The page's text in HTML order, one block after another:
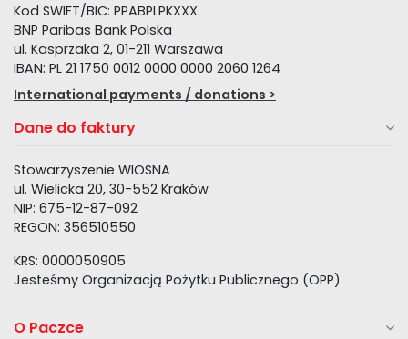
Kod SWIFT/BIC: PPABPLPKXXX
BNP Paribas Bank Polska
ul. Kasprzaka 2, 01-211 Warszawa
IBAN: PL 21 1750 0012 0000 0000 2060 1264
International payments / donations >
Dane do faktury
Stowarzyszenie WIOSNA
ul. Wielicka 20, 30-552 Kraków
NIP: 675-12-87-092
REGON: 356510550
KRS: 0000050905
Jesteśmy Organizacją Pożytku Publicznego (OPP)
O Paczce